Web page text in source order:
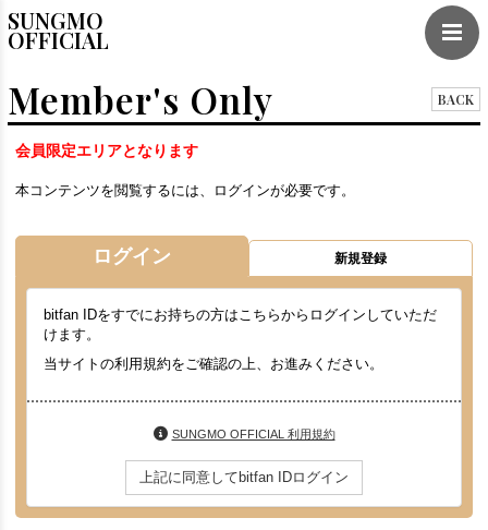
SUNGMO
OFFICIAL
Member's Only BACK
会員限定エリアとなります
本コンテンツを閲覧するには、ログインが必要です。
ログイン 新規登録
bitfan IDをすでにお持ちの方はこちらからログインしていただ
けます。
当サイトの利用規約をご確認の上、お進みください。
SUNGMO OFFICIAL 利用規約
上記に同意してbitfan IDログイン